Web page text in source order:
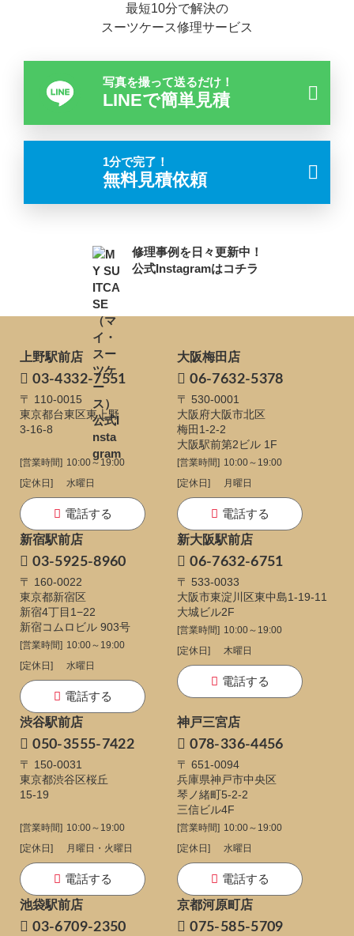
最短10分で解決の
スーツケース修理サービス
写真を撮って送るだけ！
LINEで簡単見積
1分で完了！
無料見積依頼
修理事例を日々更新中！
公式Instagramはコチラ
上野駅前店
03-4332-7551
〒 110-0015
東京都台東区東上野
3-16-8
[営業時間] 10:00～19:00
[定休日]
水曜日
電話する
大阪梅田店
06-7632-5378
〒 530-0001
大阪府大阪市北区
梅田1-2-2
大阪駅前第2ビル 1F
[営業時間] 10:00～19:00
[定休日]
月曜日
電話する
新宿駅前店
03-5925-8960
〒 160-0022
東京都新宿区
新宿4丁目1−22
新宿コムロビル 903号
[営業時間] 10:00～19:00
[定休日]
水曜日
電話する
新大阪駅前店
06-7632-6751
〒 533-0033
大阪市東淀川区東中島1-19-11
大城ビル2F
[営業時間] 10:00～19:00
[定休日]
木曜日
電話する
渋谷駅前店
050-3555-7422
〒 150-0031
東京都渋谷区桜丘
15-19
[営業時間] 10:00～19:00
[定休日]
月曜日・火曜日
電話する
神戸三宮店
078-336-4456
〒 651-0094
兵庫県神戸市中央区
琴ノ緒町5-2-2
三信ビル4F
[営業時間] 10:00～19:00
[定休日]
水曜日
電話する
池袋駅前店
03-6709-2350
京都河原町店
075-585-5709